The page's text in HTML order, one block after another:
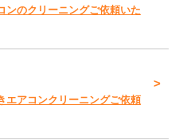
ンのクリーニングご依頼いた
エアコンクリーニングご依頼